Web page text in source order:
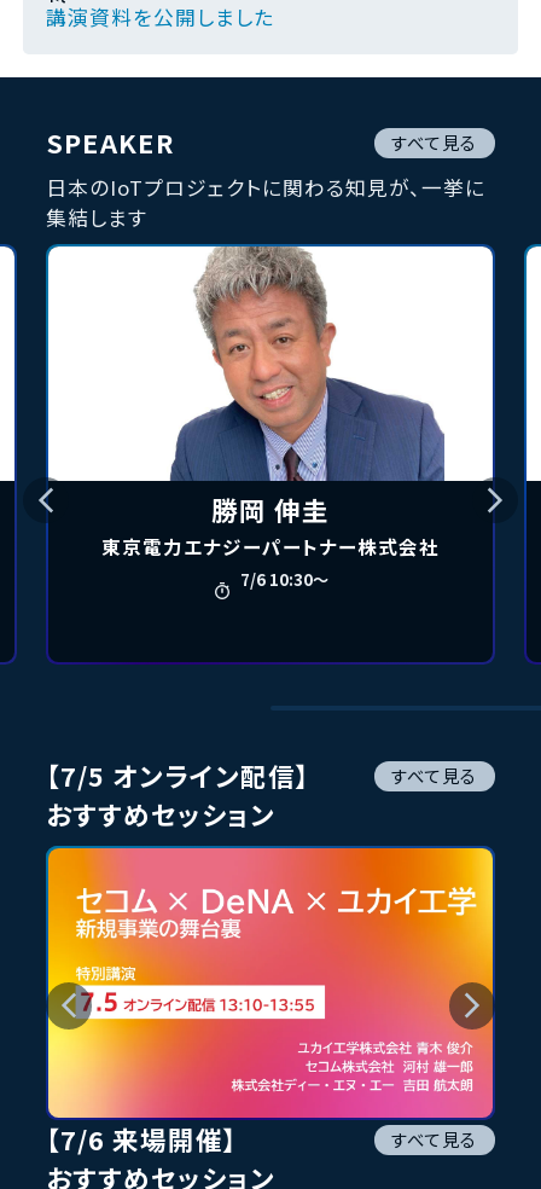
講演資料を公開しました
SPEAKER
日本のIoTプロジェクトに関わる知見が、一挙に
集結します
すべて見る
勝岡 伸圭
東京電力エナジーパートナー株式会社
7/6 10:30〜
【7/5 オンライン配信】
おすすめセッション
すべて見る
【7/6 来場開催】
おすすめセッション
すべて見る